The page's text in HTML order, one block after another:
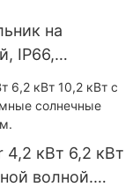
на
IP66,
Вт, 120 Вт,
4,2 кВт 6,2 кВт
волной.